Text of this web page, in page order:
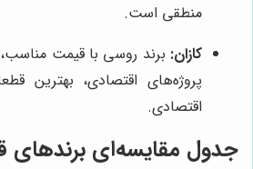
منطقی است.
کازان: برند روسی با قیمت
پروژه‌های اقتصادی، بهترین
اقتصادی.
جدول مقایسه‌ای برندهای